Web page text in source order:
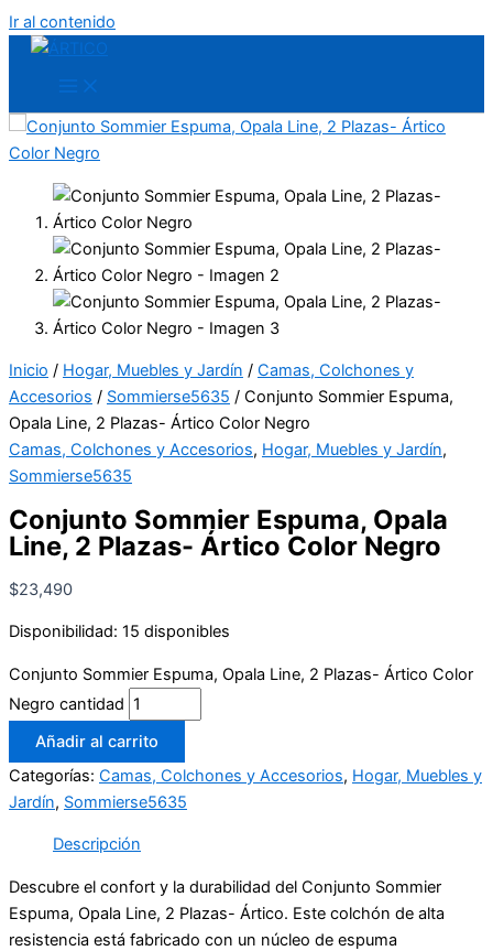
Ir al contenido
Inicio / Hogar, Muebles y Jardín / Camas, Colchones y
Accesorios / Sommierse5635 / Conjunto Sommier Espuma,
Opala Line, 2 Plazas- Ártico Color Negro
Camas, Colchones y Accesorios, Hogar, Muebles y Jardín,
Sommierse5635
Conjunto Sommier Espuma, Opala
Line, 2 Plazas- Ártico Color Negro
$23,490
Disponibilidad: 15 disponibles
Conjunto Sommier Espuma, Opala Line, 2 Plazas- Ártico Color
Negro cantidad
Añadir al carrito
Categorías: Camas, Colchones y Accesorios, Hogar, Muebles y
Jardín, Sommierse5635
Descripción
Descubre el confort y la durabilidad del Conjunto Sommier
Espuma, Opala Line, 2 Plazas- Ártico. Este colchón de alta
resistencia está fabricado con un núcleo de espuma